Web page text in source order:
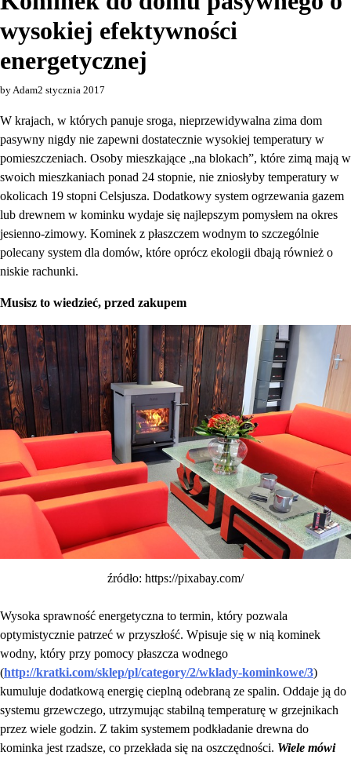
wysokiej efektywności
energetycznej
by Adam2 stycznia 2017
W krajach, w których panuje sroga, nieprzewidywalna zima dom
pasywny nigdy nie zapewni dostatecznie wysokiej temperatury w
pomieszczeniach. Osoby mieszkające „na blokach”, które zimą mają w
swoich mieszkaniach ponad 24 stopnie, nie zniosłyby temperatury w
okolicach 19 stopni Celsjusza. Dodatkowy system ogrzewania gazem
lub drewnem w kominku wydaje się najlepszym pomysłem na okres
jesienno-zimowy. Kominek z płaszczem wodnym to szczególnie
polecany system dla domów, które oprócz ekologii dbają również o
niskie rachunki.
Musisz to wiedzieć, przed zakupem
źródło: https://pixabay.com/
Wysoka sprawność energetyczna to termin, który pozwala
optymistycznie patrzeć w przyszłość. Wpisuje się w nią kominek
wodny, który przy pomocy płaszcza wodnego
(http://kratki.com/sklep/pl/category/2/wklady-kominkowe/3)
kumuluje dodatkową energię cieplną odebraną ze spalin. Oddaje ją do
systemu grzewczego, utrzymując stabilną temperaturę w grzejnikach
przez wiele godzin. Z takim systemem podkładanie drewna do
kominka jest rzadsze, co przekłada się na oszczędności. Wiele mówi